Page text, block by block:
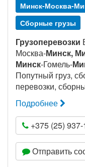
Минск-Москва-
Сборные грузы
Грузоперевозки
Москва-Минск,
Минск-Гомель-
Попутный груз,
перевозки,
Подробнее
+375 (25)
Отправить